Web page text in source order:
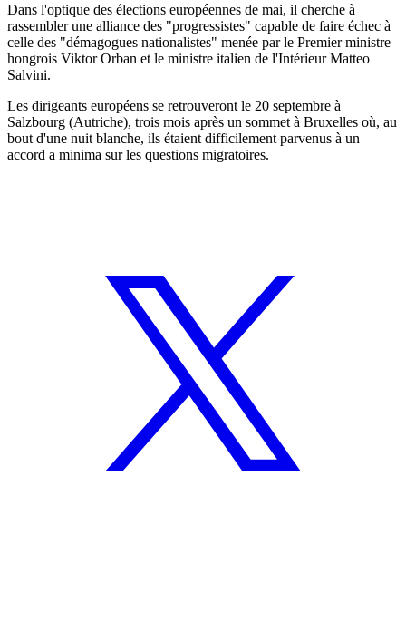
Dans l'optique des élections européennes de mai, il cherche à
rassembler une alliance des "progressistes" capable de faire échec à
celle des "démagogues nationalistes" menée par le Premier ministre
hongrois Viktor Orban et le ministre italien de l'Intérieur Matteo
Salvini.
Les dirigeants européens se retrouveront le 20 septembre à
Salzbourg (Autriche), trois mois après un sommet à Bruxelles où, au
bout d'une nuit blanche, ils étaient difficilement parvenus à un
accord a minima sur les questions migratoires.